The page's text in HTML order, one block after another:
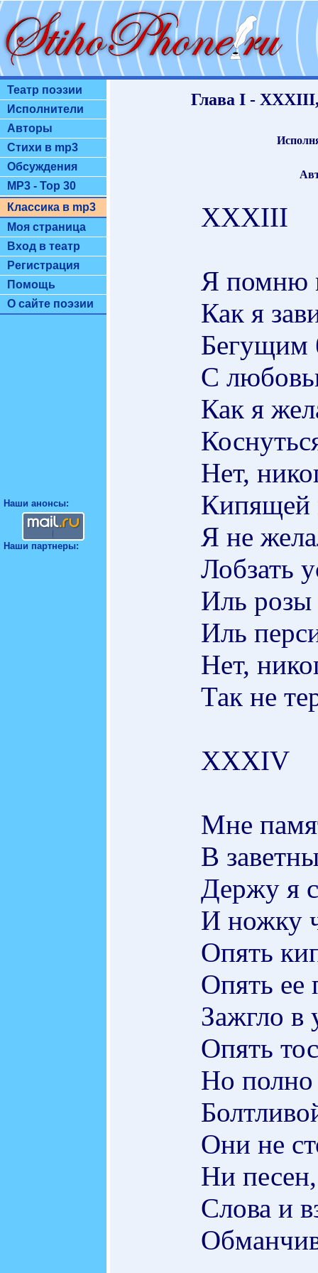
Театр поэзии
Исполнители
Авторы
Стихи в mp3
Обсуждения
MP3 - Top 30
Классика в mp3
Моя страница
Вход в театр
Регистрация
Помощь
О сайте поэзии
Наши анонсы:
Наши партнеры:
Глава I -
XXXIII
Я помню
Как я
Бегущим
С
Как я
Нет,
Кипящей
Я не
Лобзать
Иль розы
Иль
Нет,
Так не
XXXIV
Мне
В
Держу я
И ножку
Опять
Опять ее
Зажгло в
Опять
Но полно
Они не
Ни
Слова и